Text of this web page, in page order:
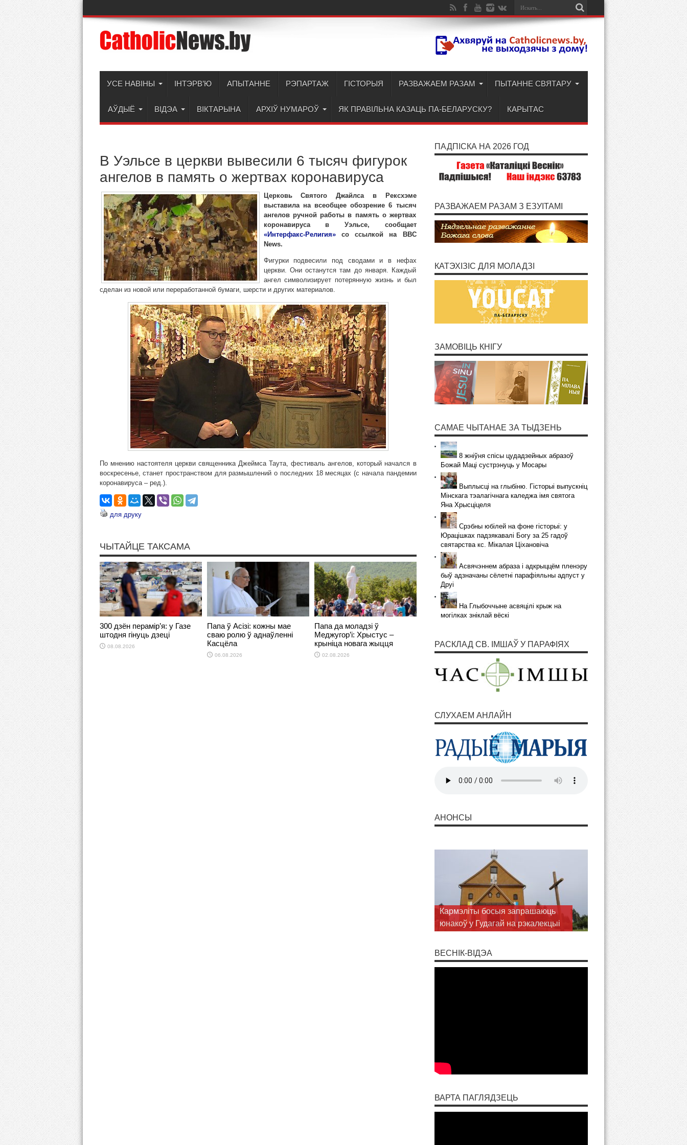
УСЕ НАВІНЫ ІНТЭРВ’Ю АПЫТАННЕ РЭПАРТАЖ ГІСТОРЫЯ РАЗВАЖАЕМ РАЗАМ ПЫТАННЕ СВЯТАРУ
АЎДЫЁ ВІДЭА ВІКТАРЫНА АРХІЎ НУМАРОЎ ЯК ПРАВІЛЬНА КАЗАЦЬ ПА-БЕЛАРУСКУ? КАРЫТАС
В Уэльсе в церкви вывесили 6 тысяч фигурок
ангелов в память о жертвах коронавируса
Церковь Святого Джайлса в Рексхэме
выставила на всеобщее обозрение 6 тысяч
ангелов ручной работы в память о жертвах
коронавируса в Уэльсе, сообщает
«Интерфакс-Религия»со ссылкой на BBC
News.
Фигурки подвесили под сводами и в нефах
церкви. Они останутся там до января. Каждый
ангел символизирует потерянную жизнь и был
сделан из новой или переработанной бумаги, шерсти и других материалов.
По мнению настоятеля церкви священника Джеймса Таута, фестиваль ангелов, который начался в
воскресенье, станет пространством для размышлений о последних 18 месяцах (с начала пандемии
коронавируса – ред.).
для друку
ЧЫТАЙЦЕ ТАКСАМА
300 дзён перамір’я: у Газе
штодня гінуць дзеці
08.08.2026
Папа ў Асізі: кожны мае
сваю ролю ў аднаўленні
Касцёла
06.08.2026
Папа да моладзі ў
Меджугор’і: Хрыстус –
крыніца новага жыцця
02.08.2026
ПАДПІСКА НА 2026 ГОД
РАЗВАЖАЕМ РАЗАМ З ЕЗУІТАМІ
КАТЭХІЗІС ДЛЯ МОЛАДЗІ
ЗАМОВІЦЬ КНІГУ
САМАЕ ЧЫТАНАЕ ЗА ТЫДЗЕНЬ
8 жніўня спісы цудадзейных абразоў
Божай Маці сустрэнуць у Мосары
Выплысці на глыбіню. Гісторыі выпускніц
Мінскага тэалагічнага каледжа імя святога
Яна Хрысціцеля
Срэбны юбілей на фоне гісторыі: у
Юрацішках падзякавалі Богу за 25 гадоў
святарства кс. Мікалая Ціхановіча
Асвячэннем абраза і адкрыццём пленэру
быў адзначаны сёлетні парафіяльны адпуст у
Друі
На Глыбоччыне асвяцілі крыж на
могілках зніклай вёскі
РАСКЛАД СВ. ІМШАЎ У ПАРАФІЯХ
СЛУХАЕМ АНЛАЙН
АНОНСЫ
Запрашаем разам з Марыяй
шукаць Волі Божай у пілігрымцы
ў Браслаў
ВЕСНІК-ВІДЭА
ВАРТА ПАГЛЯДЗЕЦЬ